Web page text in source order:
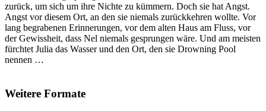
zurück, um sich um ihre Nichte zu kümmern. Doch sie hat Angst.
Angst vor diesem Ort, an den sie niemals zurückkehren wollte. Vor
lang begrabenen Erinnerungen, vor dem alten Haus am Fluss, vor
der Gewissheit, dass Nel niemals gesprungen wäre. Und am meisten
fürchtet Julia das Wasser und den Ort, den sie Drowning Pool
nennen …
Weitere Formate